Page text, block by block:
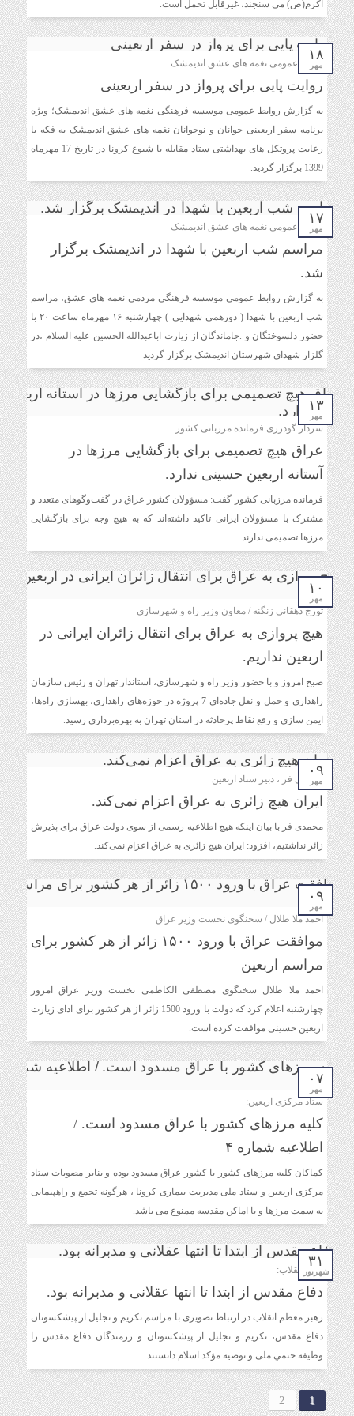
دیدار دبیر جدید موسسه فرهنگی مردمی نغمه های عشق
اندیمشک با معاونت جوانان اداره کل ورزش و جوانان
خوزستان
دیدار دبیر موسسه فرهنگی مردمی نغمه های عشق با ریاست
اداره ورزش و جوانان اندیمشک
مراسم دورهمی خانوادگی با عنوان کافه شادی مهدوی به
مناسبت نیمه شعبان و دهه فجر و هفته ی جوان در اندیمشک
برگزار شد.
مراسم جشن ولادت امام زمان (عج) و جشن فجر انقلاب
اسلامی و هفته ی جوان در اندیمشک برگزار شد.
تشریح برنامه های دهه مهدویت شبکه فرهنگی مردمی نغمه
های عشق اندیمشک
اکرم(ص) می سنجند، غیرقابل تحمل است.
۱۸
مهر
روابط عمومی نغمه های عشق اندیمشک
روایت پایی برای پرواز در سفر اربعینی
به گزارش روابط عمومی موسسه فرهنگی نغمه های عشق اندیمشک؛ ویژه
برنامه سفر اربعینی جوانان و نوجوانان نغمه های عشق اندیمشک به فکه با
رعایت پروتکل های بهداشتی ستاد مقابله با شیوع کرونا در تاریخ 17 مهرماه
1399 برگزار گردید.
۱۷
مهر
روابط عمومی نغمه های عشق اندیمشک
مراسم شب اربعین با شهدا در اندیمشک برگزار
شد.
به گزارش روابط عمومی موسسه فرهنگی مردمی نغمه های عشق، مراسم
شب اربعین با شهدا ( دورهمی شهدایی ) چهارشنبه ۱۶ مهرماه ساعت ۲۰ با
حضور دلسوختگان و .جاماندگان از زیارت اباعبدالله الحسین علیه السلام ،در
گلزار شهدای شهرستان اندیمشک برگزار گردید
۱۳
مهر
سردار گودرزی فرمانده مرزبانی کشور:
عراق هیچ تصمیمی برای بازگشایی مرزها در
آستانه اربعین حسینی ندارد.
فرمانده مرزبانی کشور گفت: مسؤولان کشور عراق در گفت‌وگوهای متعدد و
مشترک با مسؤولان ایرانی تاکید داشته‌اند که به هیچ وجه برای بازگشایی
مرزها تصمیمی ندارند.
۱۰
مهر
تورج دهقانی زنگنه / معاون وزیر راه و شهرسازی
هیچ پروازی به عراق برای انتقال زائران ایرانی در
اربعین نداریم.
صبح امروز و با حضور وزیر راه و شهرسازی، استاندار تهران و رئیس سازمان
راهداری و حمل و نقل جاده‌ای 7 پروژه در حوزه‌های راهداری، بهسازی راه‌ها،
ایمن سازی و رفع نقاط پرحادثه در استان تهران به بهره‌برداری رسید.
۰۹
مهر
محمدی فر ، دبیر ستاد اربعین
ایران هیچ زائری به عراق اعزام نمی‌کند.
محمدی فر با بیان اینکه هیچ اطلاعیه رسمی از سوی دولت عراق برای پذیرش
زائر نداشتیم، افزود: ایران هیچ زائری به عراق اعزام نمی‌کند.
۰۹
مهر
احمد ملا طلال / سخنگوی نخست وزیر عراق
موافقت عراق با ورود ۱۵۰۰ زائر از هر کشور برای
مراسم اربعین
احمد ملا طلال سخنگوی مصطفی الکاظمی نخست وزیر عراق امروز
چهارشنبه اعلام کرد که دولت با ورود 1500 زائر از هر کشور برای ادای زیارت
اربعین حسینی موافقت کرده است.
۰۷
مهر
ستاد مرکزی اربعین:
کلیه مرزهای کشور با عراق مسدود است. /
اطلاعیه شماره ۴
کماکان کلیه مرزهای کشور با کشور عراق مسدود بوده و بنابر مصوبات ستاد
مرکزی اربعین و ستاد ملی مدیریت بیماری کرونا ، هرگونه تجمع و راهپیمایی
به سمت مرزها و یا اماکن مقدسه ممنوع می باشد.
۳۱
شهریور
رهبر انقلاب:
دفاع مقدس از ابتدا تا انتها عقلانی‌ و مدبرانه‌ بود.
رهبر معظم انقلاب در ارتباط تصویری با مراسم تکریم و تجلیل از پیشکسوتان
دفاع مقدس، تکریم و تجلیل از پیشکسوتان و رزمندگان دفاع مقدس را
وظیفه حتمیِ ملی و توصیه مؤکد اسلام دانستند.
1
2